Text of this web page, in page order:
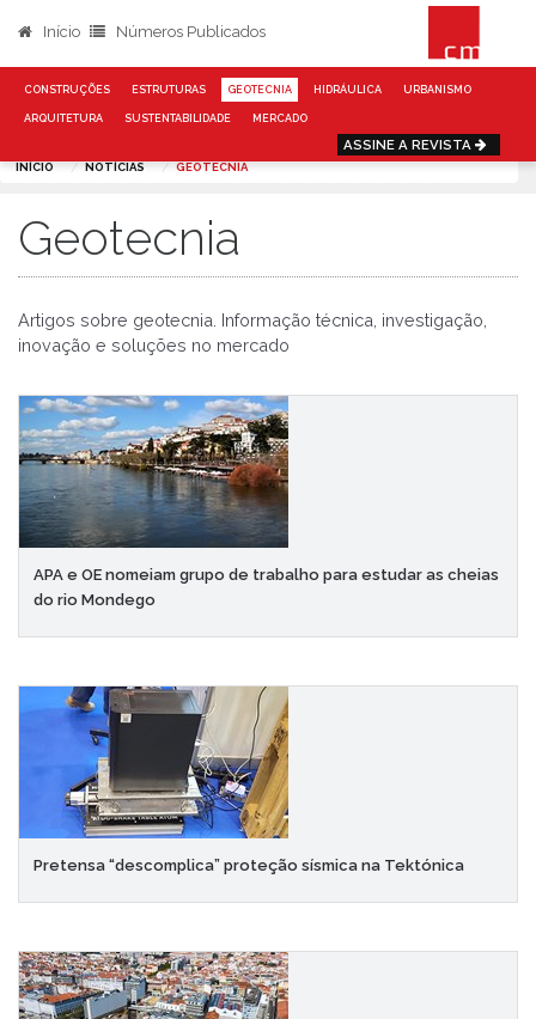
Início Números Publicados
CONSTRUÇÕES ESTRUTURAS GEOTECNIA HIDRÁULICA URBANISMO
ARQUITETURA SUSTENTABILIDADE MERCADO
ASSINE A REVISTA
INÍCIO NOTÍCIAS GEOTECNIA
Geotecnia
Artigos sobre geotecnia. Informação técnica, investigação,
inovação e soluções no mercado
APA e OE nomeiam grupo de trabalho para estudar as cheias
do rio Mondego
Pretensa “descomplica” proteção sísmica na Tektónica